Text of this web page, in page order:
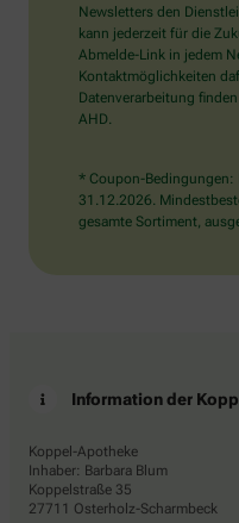
die
Tasse.
Newsletters den
kann jederzeit für die
Abmelde-Link in jedem
Kontaktmöglichkeiten
Datenverarbeitung
AHD.
* Coupon-Bedingungen:
31.12.2026.
gesamte Sortiment,
Information der
Koppel-Apotheke
Inhaber: Barbara Blum
Koppelstraße 35
27711 Osterholz-Scharmbeck